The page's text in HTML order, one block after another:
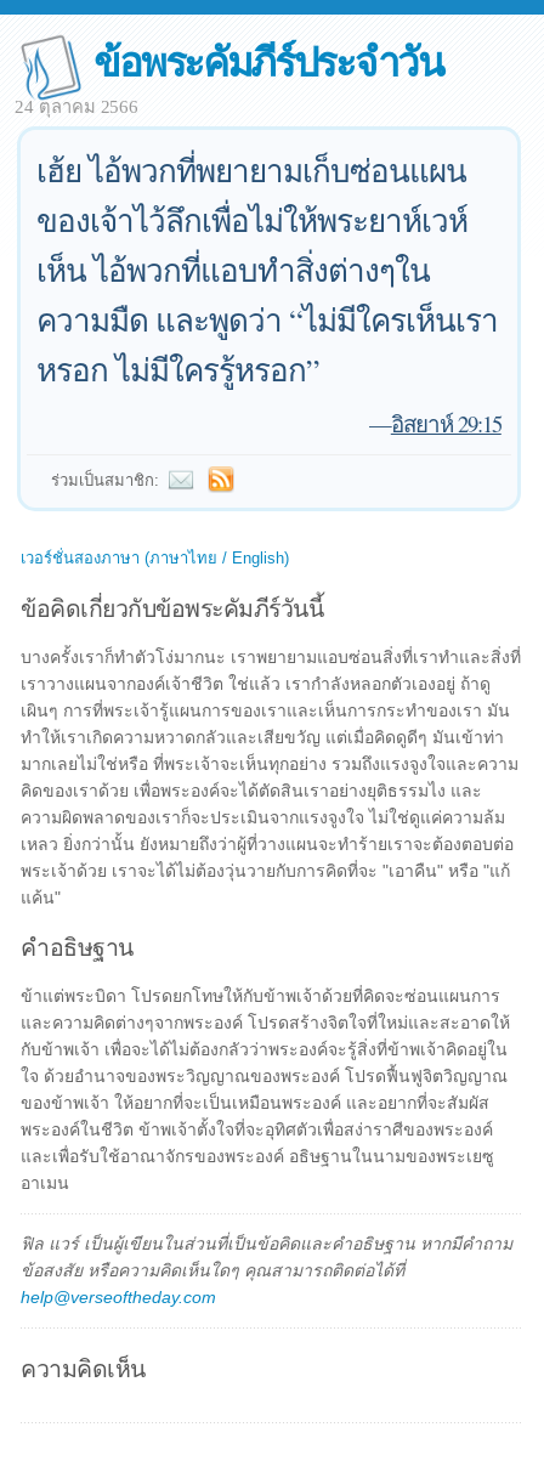
ข้อพระคัมภีร์ประจำวัน
24 ตุลาคม 2566
เฮ้ย ไอ้พวกที่พยายามเก็บซ่อนแผน
ของเจ้าไว้ลึกเพื่อไม่ให้พระยาห์เวห์
เห็น ไอ้พวกที่แอบทำสิ่งต่างๆใน
ความมืด และพูดว่า “ไม่มีใครเห็นเรา
หรอก ไม่มีใครรู้หรอก”
—อิสยาห์ 29:15
ร่วมเป็นสมาชิก:
เวอร์ชั่นสองภาษา (ภาษาไทย / English)
ข้อคิดเกี่ยวกับข้อพระคัมภีร์วันนี้
บางครั้งเราก็ทำตัวโง่มากนะ เราพยายามแอบซ่อนสิ่งที่เราทำและสิ่งที่
เราวางแผนจากองค์เจ้าชีวิต ใช่แล้ว เรากำลังหลอกตัวเองอยู่ ถ้าดู
เผินๆ การที่พระเจ้ารู้แผนการของเราและเห็นการกระทำของเรา มัน
ทำให้เราเกิดความหวาดกลัวและเสียขวัญ แต่เมื่อคิดดูดีๆ มันเข้าท่า
มากเลยไม่ใช่หรือ ที่พระเจ้าจะเห็นทุกอย่าง รวมถึงแรงจูงใจและความ
คิดของเราด้วย เพื่อพระองค์จะได้ตัดสินเราอย่างยุติธรรมไง และ
ความผิดพลาดของเราก็จะประเมินจากแรงจูงใจ ไม่ใช่ดูแค่ความล้ม
เหลว ยิ่งกว่านั้น ยังหมายถึงว่าผู้ที่วางแผนจะทำร้ายเราจะต้องตอบต่อ
พระเจ้าด้วย เราจะได้ไม่ต้องวุ่นวายกับการคิดที่จะ "เอาคืน" หรือ "แก้
แค้น"
คำอธิษฐาน
ข้าแต่พระบิดา โปรดยกโทษให้กับข้าพเจ้าด้วยที่คิดจะซ่อนแผนการ
และความคิดต่างๆจากพระองค์ โปรดสร้างจิตใจที่ใหม่และสะอาดให้
กับข้าพเจ้า เพื่อจะได้ไม่ต้องกลัวว่าพระองค์จะรู้สิ่งที่ข้าพเจ้าคิดอยู่ใน
ใจ ด้วยอำนาจของพระวิญญาณของพระองค์ โปรดฟื้นฟูจิตวิญญาณ
ของข้าพเจ้า ให้อยากที่จะเป็นเหมือนพระองค์ และอยากที่จะสัมผัส
พระองค์ในชีวิต ข้าพเจ้าตั้งใจที่จะอุทิศตัวเพื่อสง่าราศีของพระองค์
และเพื่อรับใช้อาณาจักรของพระองค์ อธิษฐานในนามของพระเยซู
อาเมน
ฟิล แวร์ เป็นผู้เขียนในส่วนที่เป็นข้อคิดและคำอธิษฐาน หากมีคำถาม
ข้อสงสัย หรือความคิดเห็นใดๆ คุณสามารถติดต่อได้ที่
help@verseoftheday.com
ความคิดเห็น